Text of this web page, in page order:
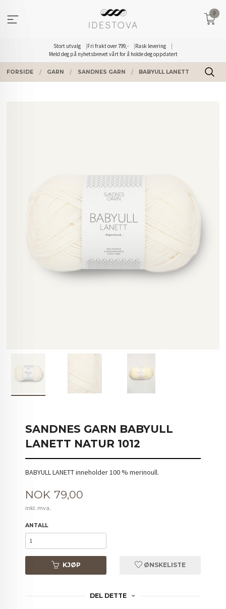
innholdet
Stort utvalg Fri frakt over 799,-
Rask levering
Meld deg på nyhetsbrevet vårt for å holde deg oppdatert
0
FORSIDE GARN SANDNES GARN BABYULL LANETT
SANDNES GARN BABYULL
LANETT NATUR 1012
BABYULL LANETT inneholder 100 % merinoull.
Pris
NOK 79,00
inkl. mva.
ANTALL
KJØP ØNSKELISTE
DEL DETTE